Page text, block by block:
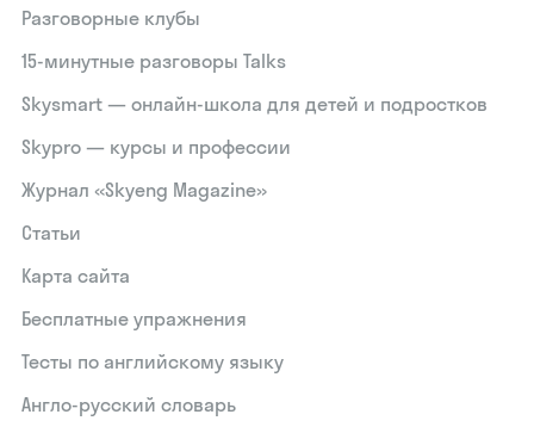
Разговорные клубы
15‑минутные разговоры Talks
Skysmart — онлайн-школа для детей и подростков
Skypro — курсы и профессии
Журнал «Skyeng Magazine»
Статьи
Карта сайта
Бесплатные упражнения
Тесты по английскому языку
Англо-русский словарь